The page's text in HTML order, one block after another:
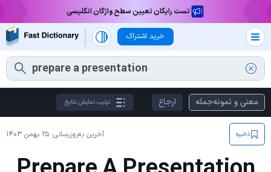
تست رایگان تعیین سطح واژگان انگلیسی
خرید اشتراک
معنی و نمونه‌جمله ارجاع ترتیب نمایش نتایج
آخرین به‌روزرسانی: ۲۵ بهمن ۱۴۰۳ ذخیره